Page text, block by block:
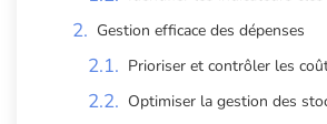
Gestion efficace des dépenses
Prioriser et contrôler les
Optimiser la gestion des